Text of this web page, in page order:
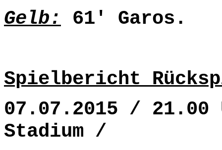
Gelb: 61' Garos.
Spielbericht
07.07.2015 /
Stadium /